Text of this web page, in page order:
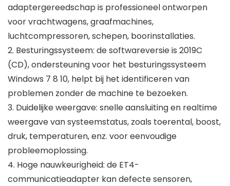
adaptergereedschap is professioneel ontworpen
voor vrachtwagens, graafmachines,
luchtcompressoren, schepen, boorinstallaties.
2. Besturingssysteem: de softwareversie is 2019C
(CD), ondersteuning voor het besturingssysteem
Windows 7 8 10, helpt bij het identificeren van
problemen zonder de machine te bezoeken.
3. Duidelijke weergave: snelle aansluiting en realtime
weergave van systeemstatus, zoals toerental, boost,
druk, temperaturen, enz. voor eenvoudige
probleemoplossing.
4. Hoge nauwkeurigheid: de ET4-
communicatieadapter kan defecte sensoren,